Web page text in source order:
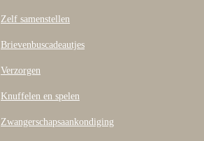
Zelf samenstellen
Brievenbuscadeautjes
Verzorgen
Knuffelen en spelen
Zwangerschapsaankondiging